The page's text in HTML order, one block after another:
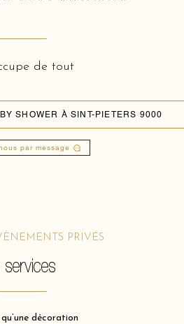
de tout
SHOWER À SINT-PIETERS 9000
par message
PRIVÉS
décoration